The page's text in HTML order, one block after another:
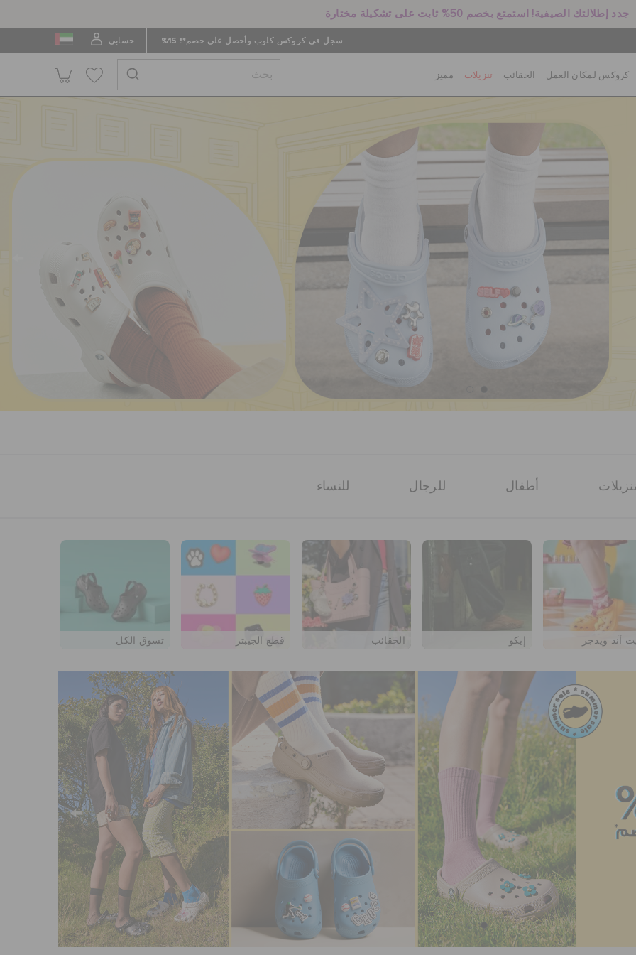
جدد إطلالتك الصيفية! استمتع بخصم 50% ثابت على تشكيلة مختارة
سجل في كروكس كلوب وأحصل على خصم*! 15% حسابي
كروكس لمكان العمل الحقائب تنزيلات مميز
للنساء للرجال أطفال
آند ويدجز إيكو الحقائب قطع الجيبتز تسوق الكل